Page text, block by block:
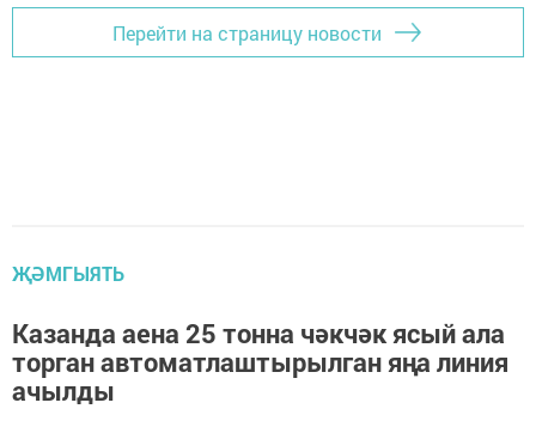
Перейти на страницу новости
ҖӘМГЫЯТЬ
Казанда аена 25 тонна чәкчәк ясый ала
торган автоматлаштырылган яңа линия
ачылды